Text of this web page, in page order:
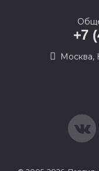
+7
Москва,